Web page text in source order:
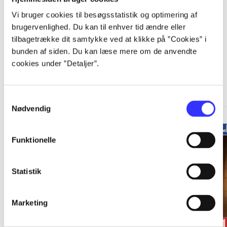
Vi bruger cookies til besøgsstatistik og optimering af
brugervenlighed. Du kan til enhver tid ændre eller
tilbagetrække dit samtykke ved at klikke på ”Cookies” i
bunden af siden. Du kan læse mere om de anvendte
cookies under ”Detaljer”.
Nødvendig
Funktionelle
Statistik
Marketing
A Telltale Games series